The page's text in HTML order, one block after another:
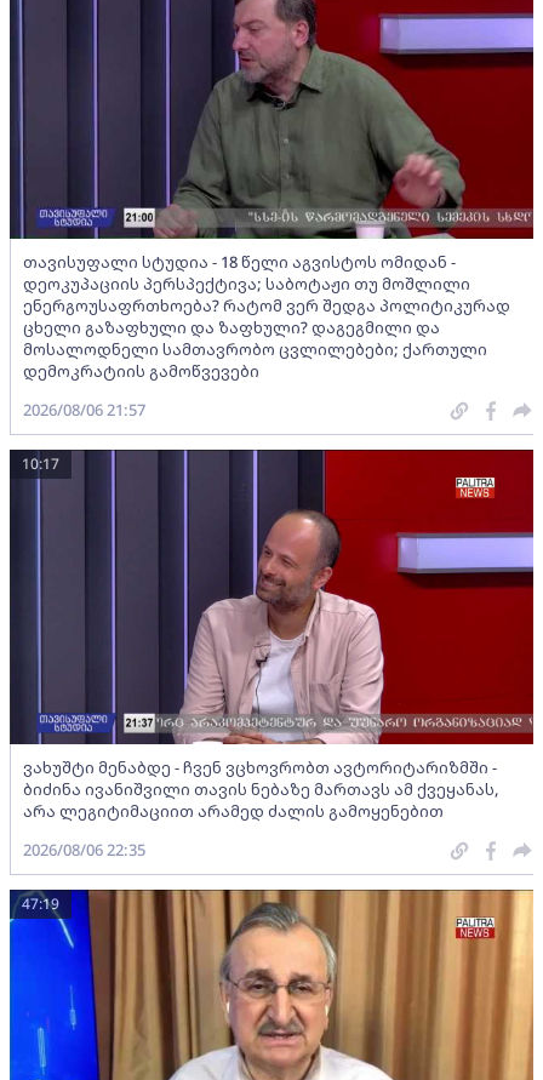
თავისუფალი სტუდია - 18 წელი აგვისტოს ომიდან -
დეოკუპაციის პერსპექტივა; საბოტაჟი თუ მოშლილი
ენერგოუსაფრთხოება? რატომ ვერ შედგა პოლიტიკურად
ცხელი გაზაფხული და ზაფხული? დაგეგმილი და
მოსალოდნელი სამთავრობო ცვლილებები; ქართული
დემოკრატიის გამოწვევები
2026/08/06 21:57
ვახუშტი მენაბდე - ჩვენ ვცხოვრობთ ავტორიტარიზმში -
ბიძინა ივანიშვილი თავის ნებაზე მართავს ამ ქვეყანას,
არა ლეგიტიმაციით არამედ ძალის გამოყენებით
10:17
2026/08/06 22:35
47:19